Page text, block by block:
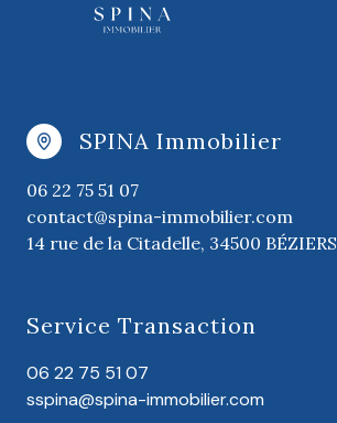
SPINA Immobilier
06 22 75 51 07
contact@spina-immobilier.com
14 rue de la Citadelle, 34500 BÉZIERS
Service Transaction
06 22 75 51 07
sspina@spina-immobilier.com